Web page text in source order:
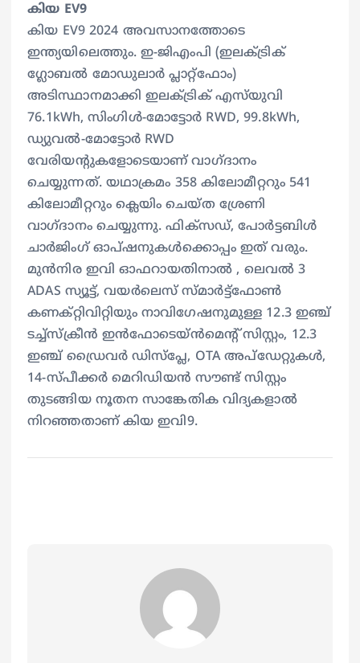
കിയ EV9
കിയ EV9 2024 അവസാനത്തോടെ
ഇന്ത്യയിലെത്തും. ഇ-ജിഎംപി (ഇലക്‌ട്രിക്
ഗ്ലോബൽ മോഡുലാർ പ്ലാറ്റ്‌ഫോം)
അടിസ്ഥാനമാക്കി ഇലക്ട്രിക് എസ്‌യുവി
76.1kWh, സിംഗിൾ-മോട്ടോർ RWD, 99.8kWh,
ഡ്യുവൽ-മോട്ടോർ RWD
വേരിയൻ്റുകളോടെയാണ് വാഗ്ദാനം
ചെയ്യുന്നത്. യഥാക്രമം 358 കിലോമീറ്ററും 541
കിലോമീറ്ററും ക്ലെയിം ചെയ്ത ശ്രേണി
വാഗ്ദാനം ചെയ്യുന്നു. ഫിക്സഡ്, പോർട്ടബിൾ
ചാർജിംഗ് ഓപ്ഷനുകൾക്കൊപ്പം ഇത് വരും.
മുൻനിര ഇവി ഓഫറായതിനാൽ , ലെവൽ 3
ADAS സ്യൂട്ട്, വയർലെസ് സ്മാർട്ട്‌ഫോൺ
കണക്റ്റിവിറ്റിയും നാവിഗേഷനുമുള്ള 12.3 ഇഞ്ച്
ടച്ച്‌സ്‌ക്രീൻ ഇൻഫോടെയ്ൻമെൻ്റ് സിസ്റ്റം, 12.3
ഇഞ്ച് ഡ്രൈവർ ഡിസ്‌പ്ലേ, OTA അപ്‌ഡേറ്റുകൾ,
14-സ്പീക്കർ മെറിഡിയൻ സൗണ്ട് സിസ്റ്റം
തുടങ്ങിയ നൂതന സാങ്കേതിക വിദ്യകളാൽ
നിറഞ്ഞതാണ് കിയ ഇവി9.